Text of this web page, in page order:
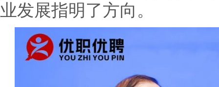
业发展指明了方向。